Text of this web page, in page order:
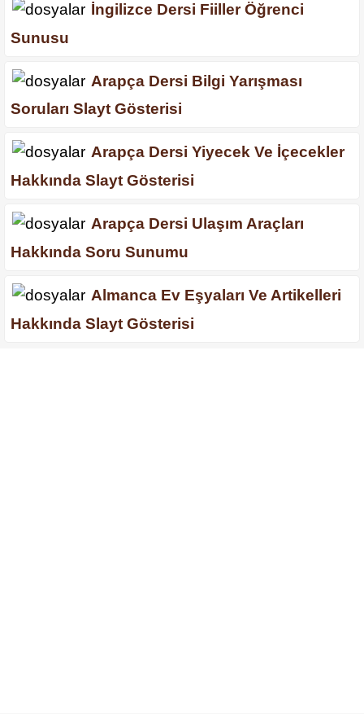
İngilizce Dersi Fiiller Öğrenci
Sunusu
Arapça Dersi Bilgi Yarışması
Soruları Slayt Gösterisi
Arapça Dersi Yiyecek Ve İçecekler
Hakkında Slayt Gösterisi
Arapça Dersi Ulaşım Araçları
Hakkında Soru Sunumu
Almanca Ev Eşyaları Ve Artikelleri
Hakkında Slayt Gösterisi